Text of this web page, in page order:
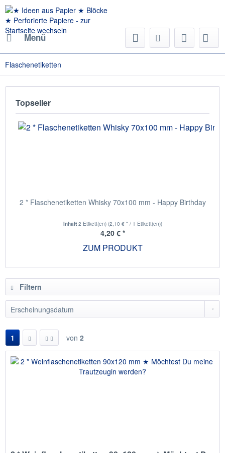
Menü
Flaschenetiketten
Topseller
2 * Flaschenetiketten Whisky 70x100 mm - Happy Birthday
Inhalt 2 Etikett(en) (2,10 € * / 1 Etikett(en))
4,20 € *
ZUM PRODUKT
Filtern
1 von 2